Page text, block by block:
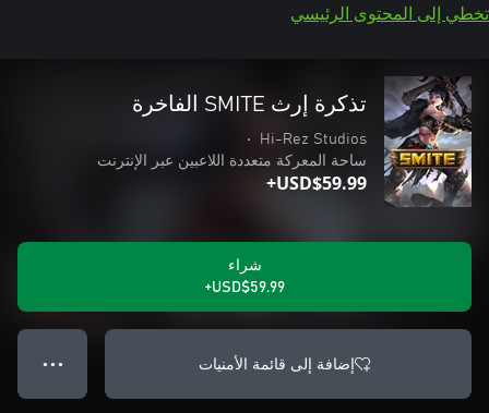
تخطي إلى المحتوى الرئيسي
تذكرة إرث SMITE الفاخرة
Hi-Rez Studios
•
ساحة المعركة متعددة اللاعبين عبر الإنترنت
USD$59.99+
شراء
USD$59.99+
إضافة إلى قائمة الأمنيات ● ● ●